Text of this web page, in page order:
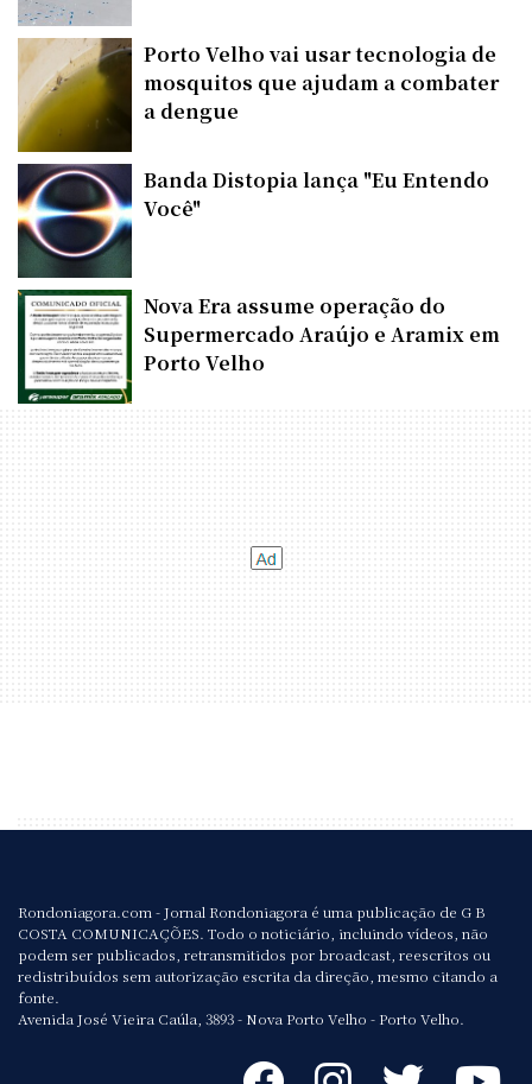
Porto Velho vai usar tecnologia de
mosquitos que ajudam a combater
a dengue
Banda Distopia lança "Eu Entendo
Você"
Nova Era assume operação do
Supermercado Araújo e Aramix em
Porto Velho
Rondoniagora.com - Jornal Rondoniagora é uma publicação de G B
COSTA COMUNICAÇÕES. Todo o noticiário, incluindo vídeos, não
podem ser publicados, retransmitidos por broadcast, reescritos ou
redistribuídos sem autorização escrita da direção, mesmo citando a
fonte.
Avenida José Vieira Caúla, 3893 - Nova Porto Velho - Porto Velho.